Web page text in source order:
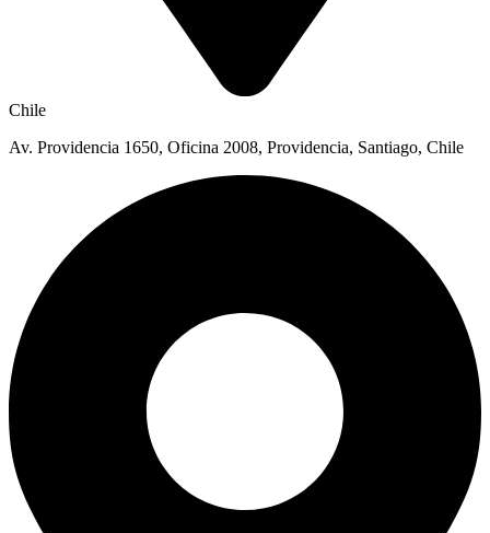
Chile
Av. Providencia 1650, Oficina 2008, Providencia, Santiago, Chile